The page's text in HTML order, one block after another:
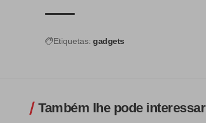
Etiquetas: gadgets
Também lhe pode interessar